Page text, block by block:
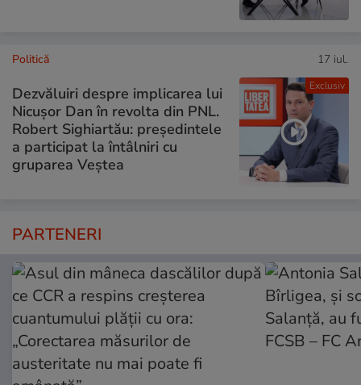
Exclusiv
Politică 17 iul.
Dezvăluiri despre implicarea lui
Nicușor Dan în revolta din PNL.
Robert Sighiartău: președintele
a participat la întâlniri cu
gruparea Veștea
PARTENERI